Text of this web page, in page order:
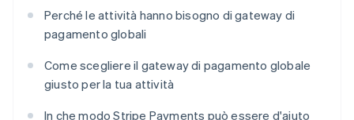
Perché le attività hanno bisogno di gateway di
pagamento globali
Come scegliere il gateway di pagamento globale
giusto per la tua attività
In che modo Stripe Payments può essere d'aiuto